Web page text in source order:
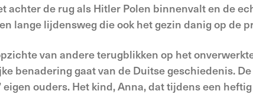
achter de rug als Hitler Polen binnenvalt en de
lange lijdensweg die ook het gezin danig op de
van andere terugblikken op het
benadering gaat van de Duitse geschiedenis.
ouders. Het kind, Anna, dat tijdens een heftig